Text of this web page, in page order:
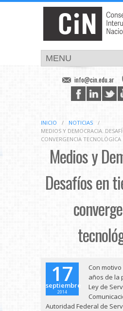
info@cin.edu.ar
INICIO / NOTICIAS
/
MEDIOS Y DEMOCRACIA.
CONVERGENCIA TECNOLÓGICA
Medios y
Desafíos en
17
septiembre
2014
Con
años de la
Ley de
Autoridad Federal de